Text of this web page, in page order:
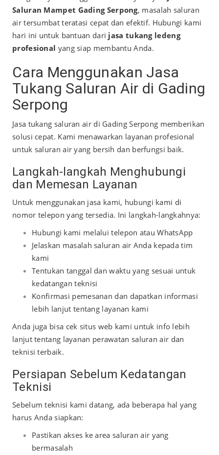
Saluran Mampet Gading Serpong, masalah saluran
air tersumbat teratasi cepat dan efektif. Hubungi kami
hari ini untuk bantuan dari jasa tukang ledeng
profesional yang siap membantu Anda.
Cara Menggunakan Jasa
Tukang Saluran Air di Gading
Serpong
Jasa tukang saluran air di Gading Serpong memberikan
solusi cepat. Kami menawarkan layanan profesional
untuk saluran air yang bersih dan berfungsi baik.
Langkah-langkah Menghubungi
dan Memesan Layanan
Untuk menggunakan jasa kami, hubungi kami di
nomor telepon yang tersedia. Ini langkah-langkahnya:
Hubungi kami melalui telepon atau WhatsApp
Jelaskan masalah saluran air Anda kepada tim
kami
Tentukan tanggal dan waktu yang sesuai untuk
kedatangan teknisi
Konfirmasi pemesanan dan dapatkan informasi
lebih lanjut tentang layanan kami
Anda juga bisa cek situs web kami untuk info lebih
lanjut tentang layanan perawatan saluran air dan
teknisi terbaik.
Persiapan Sebelum Kedatangan
Teknisi
Sebelum teknisi kami datang, ada beberapa hal yang
harus Anda siapkan:
Pastikan akses ke area saluran air yang
bermasalah